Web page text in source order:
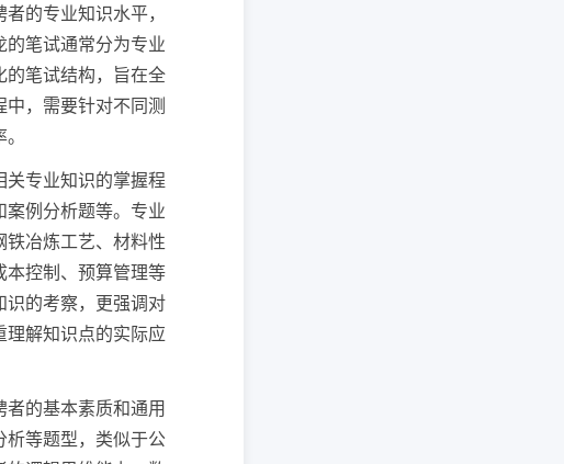
的专业知识水平，
笔试通常分为专业
的笔试结构，旨在全
，需要针对不同测
专业知识的掌握程
例分析题等。专业
冶炼工艺、材料性
本控制、预算管理等
识的考察，更强调对
解知识点的实际应
的基本素质和通用
析等题型，类似于公